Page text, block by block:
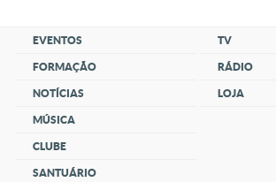
EVENTOS
FORMAÇÃO
NOTÍCIAS
MÚSICA
CLUBE
SANTUÁRIO
TV
RÁDIO
LOJA